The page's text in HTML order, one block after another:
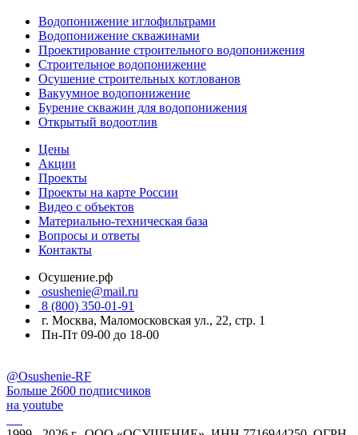
Водопонижение иглофильтрами
Водопонижение скважинами
Проектирование строительного водопонижения
Строительное водопонижение
Осушение строительных котлованов
Вакуумное водопонижение
Бурение скважин для водопонижения
Открытый водоотлив
Цены
Акции
Проекты
Проекты на карте России
Видео с объектов
Материально-техническая база
Вопросы и ответы
Контакты
Осушение.рф
osushenie@mail.ru
8 (800) 350-01-91
г. Москва, Маломосковская ул., 22, стр. 1
Пн-Пт 09-00 до 18-00
@Osushenie-RF
Больше 2600 подписчиков
на youtube